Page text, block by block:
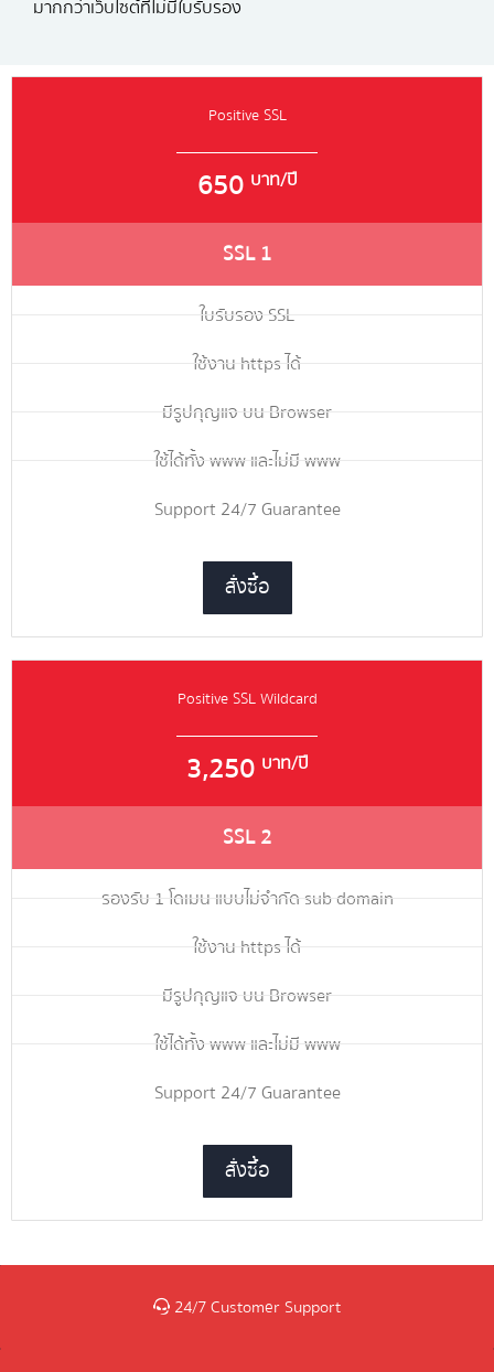
มากกว่าเว็บไซต์ที่ไม่มีใบรับรอง
Positive SSL
650 บาท/ปี
SSL 1
ใบรับรอง SSL
ใช้งาน https ได้
มีรูปกุญแจ บน Browser
ใช้ได้ทั้ง www และไม่มี www
Support 24/7 Guarantee
สั่งซื้อ
Positive SSL Wildcard
3,250 บาท/ปี
SSL 2
รองรับ 1 โดเมน แบบไม่จำกัด sub domain
ใช้งาน https ได้
มีรูปกุญแจ บน Browser
ใช้ได้ทั้ง www และไม่มี www
Support 24/7 Guarantee
สั่งซื้อ
24/7 Customer Support